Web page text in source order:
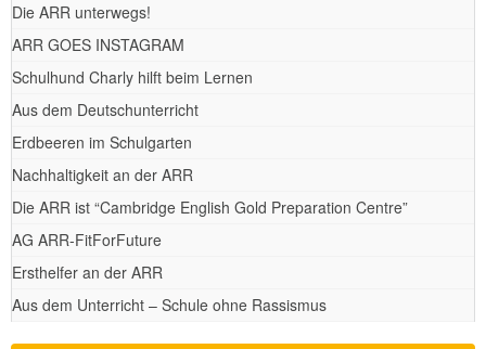
Die ARR unterwegs!
ARR GOES INSTAGRAM
Schulhund Charly hilft beim Lernen
Aus dem Deutschunterricht
Erdbeeren im Schulgarten
Nachhaltigkeit an der ARR
Die ARR ist “Cambridge English Gold Preparation Centre”
AG ARR-FitForFuture
Ersthelfer an der ARR
Aus dem Unterricht – Schule ohne Rassismus